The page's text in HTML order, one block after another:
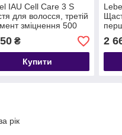
IAU Cell Care 3 S
для волосся, третій
зміцнення 500
₴
Купити
2
рік